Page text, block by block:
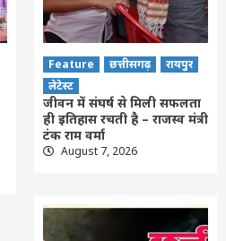
Feature छत्तीसगढ़
रायपुर
लेटेस्ट
जीवन में संघर्ष से मिली सफलता
ही इतिहास रचती है – राजस्व मंत्री
टंक राम वर्मा
August 7, 2026